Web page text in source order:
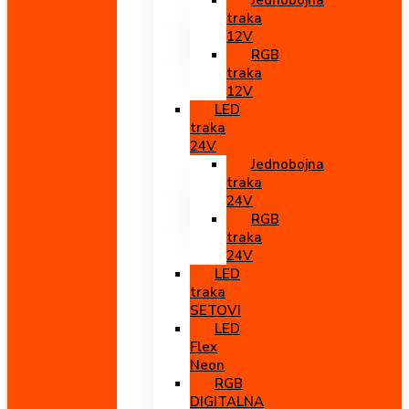
traka
12V
RGB
traka
12V
LED
traka
24V
Jednobojna
traka
24V
RGB
traka
24V
LED
traka
SETOVI
LED
Flex
Neon
RGB
DIGITALNA